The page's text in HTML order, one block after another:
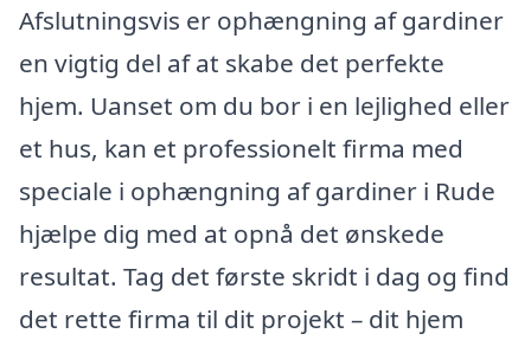
Afslutningsvis er ophængning af gardiner
en vigtig del af at skabe det perfekte
hjem. Uanset om du bor i en lejlighed eller
et hus, kan et professionelt firma med
speciale i ophængning af gardiner i Rude
hjælpe dig med at opnå det ønskede
resultat. Tag det første skridt i dag og find
det rette firma til dit projekt – dit hjem